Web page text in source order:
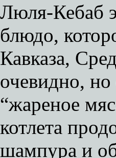
Люля-Кебаб
блюдо,
Кавказа,
очевидно, но
“жареное
котлета
шампура и